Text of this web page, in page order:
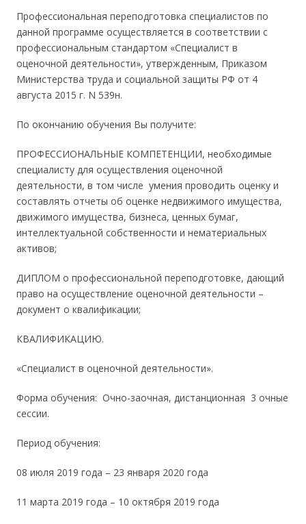
Профессиональная переподготовка специалистов по
данной программе осуществляется в соответствии с
профессиональным стандартом «Специалист в
оценочной деятельности», утвержденным, Приказом
Министерства труда и социальной защиты РФ от 4
августа 2015 г. N 539н.
По окончанию обучения Вы получите:
ПРОФЕССИОНАЛЬНЫЕ КОМПЕТЕНЦИИ, необходимые
специалисту для осуществления оценочной
деятельности, в том числе умения проводить оценку и
составлять отчеты об оценке недвижимого имущества,
движимого имущества, бизнеса, ценных бумаг,
интеллектуальной собственности и нематериальных
активов;
ДИПЛОМ о профессиональной переподготовке, дающий
право на осуществление оценочной деятельности –
документ о квалификации;
КВАЛИФИКАЦИЮ.
«Специалист в оценочной деятельности».
Форма обучения: Очно-заочная, дистанционная 3 очные
сессии.
Период обучения:
08 июля 2019 года – 23 января 2020 года
11 марта 2019 года – 10 октября 2019 года